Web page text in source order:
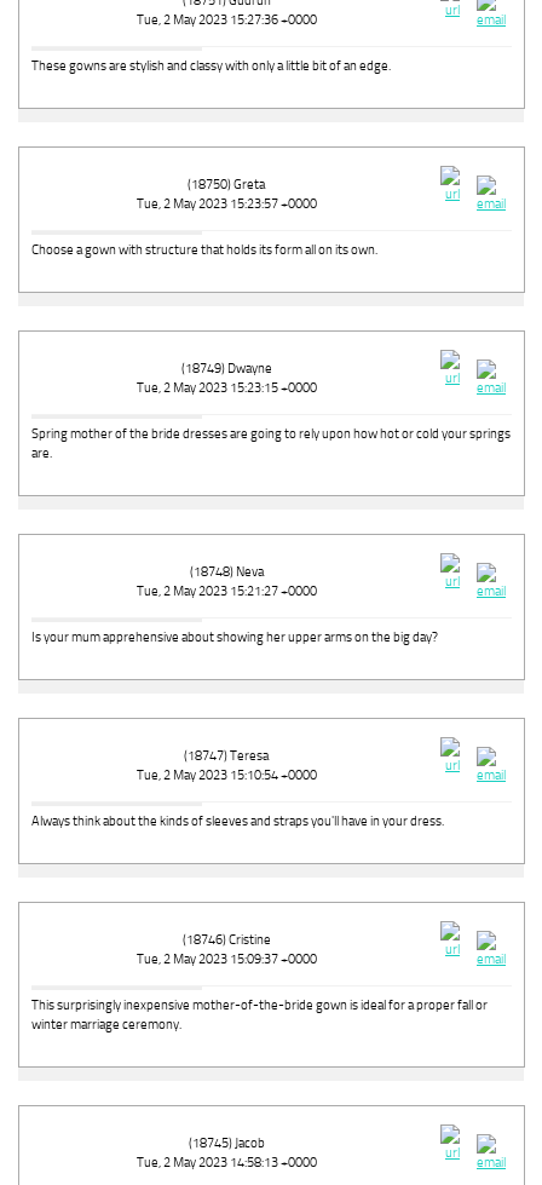
Tue, 2 May 2023 15:27:36 +0000
These gowns are stylish and classy with only a little bit of an edge.
(18750) Greta
Tue, 2 May 2023 15:23:57 +0000
Choose a gown with structure that holds its form all on its own.
(18749) Dwayne
Tue, 2 May 2023 15:23:15 +0000
Spring mother of the bride dresses are going to rely upon how hot or cold your springs
are.
(18748) Neva
Tue, 2 May 2023 15:21:27 +0000
Is your mum apprehensive about showing her upper arms on the big day?
(18747) Teresa
Tue, 2 May 2023 15:10:54 +0000
Always think about the kinds of sleeves and straps you'll have in your dress.
(18746) Cristine
Tue, 2 May 2023 15:09:37 +0000
This surprisingly inexpensive mother-of-the-bride gown is ideal for a proper fall or
winter marriage ceremony.
(18745) Jacob
Tue, 2 May 2023 14:58:13 +0000